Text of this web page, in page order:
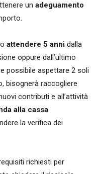
un adeguamento
attendere 5 anni dalla
oppure dall’ultimo
possibile aspettare 2 soli
bisognerà raccogliere
contributi e all’attività
alla cassa
la verifica dei
richiesti per